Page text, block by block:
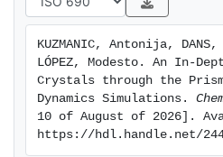
KUZMANIC, Antonija, DANS,
LÓPEZ, Modesto. An In-
Crystals through the
Dynamics Simulations.
10 of August of 2026].
https://hdl.handle.net/